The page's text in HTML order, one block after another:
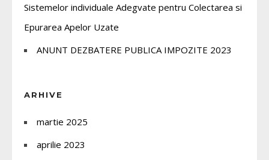
Sistemelor individuale Adegvate pentru Colectarea si
Epurarea Apelor Uzate
ANUNT DEZBATERE PUBLICA IMPOZITE 2023
ARHIVE
martie 2025
aprilie 2023